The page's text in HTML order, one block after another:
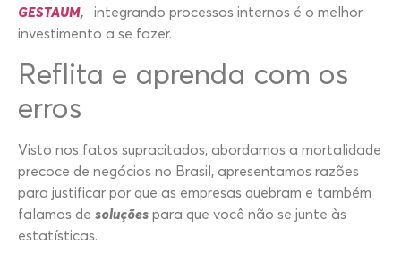
GESTAUM, integrando processos internos é o melhor
investimento a se fazer.
Reflita e aprenda com os
erros
Visto nos fatos supracitados, abordamos a mortalidade
precoce de negócios no Brasil, apresentamos razões
para justificar por que as empresas quebram e também
falamos de soluções para que você não se junte às
estatísticas.